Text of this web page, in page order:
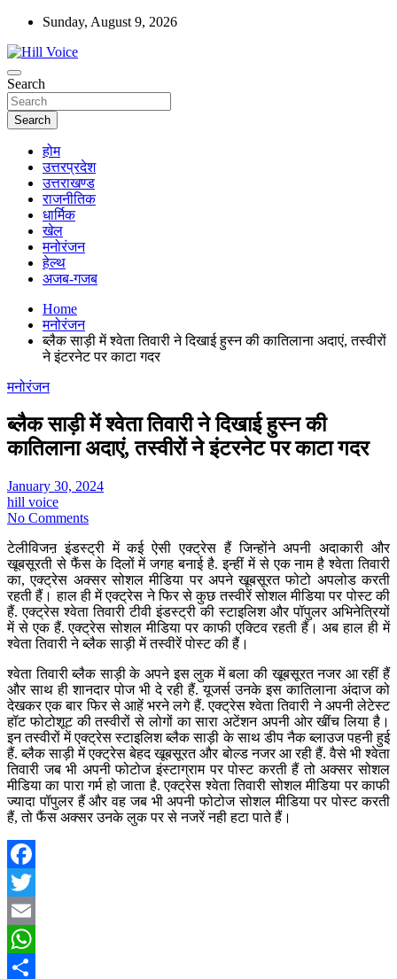
Skip
content
Sunday, August 9, 2026
Hill Voice
न्यूज़ पोर्टल
Search
Search
होम
उत्तरप्रदेश
उत्तराखण्ड
राजनीतिक
धार्मिक
खेल
मनोरंजन
हेल्थ
अजब-गजब
Home
मनोरंजन
ब्लैक साड़ी में श्वेता तिवारी ने दिखाई हुस्न की कातिलाना अदाएं, तस्वीरों
ने इंटरनेट पर काटा गदर
मनोरंजन
ब्लैक साड़ी में श्वेता तिवारी ने दिखाई हुस्न की
कातिलाना अदाएं, तस्वीरों ने इंटरनेट पर काटा गदर
January 30, 2024
hill voice
No Comments
टेलीविजऩ इंडस्ट्री में कई ऐसी एक्ट्रेस हैं जिन्होंने अपनी अदाकारी और
खूबसूरती से फैंस के दिलों में जगह बनाई है. इन्हीं में से एक नाम है श्वेता तिवारी
का, एक्ट्रेस अक्सर सोशल मीडिया पर अपने खूबसूरत फोटो अपलोड करती
रहती हैं। हाल ही में एक्ट्रेस ने फिर से कुछ तस्वीरें सोशल मीडिया पर पोस्ट की
हैं. एक्ट्रेस श्वेता तिवारी टीवी इंडस्ट्री की स्टाइलिश और पॉपुलर अभिनेत्रियों
में से एक हैं. एक्ट्रेस सोशल मीडिया पर काफी एक्टिव रहती हैं। अब हाल ही में
श्वेता तिवारी ने ब्लैक साड़ी में तस्वीरें पोस्ट की हैं।
श्वेता तिवारी ब्लैक साड़ी के अपने इस लुक में बला की खूबसूरत नजर आ रहीं हैं
और साथ ही शानदार पोज भी दे रही हैं. यूजर्स उनके इस कातिलाना अंदाज को
देखकर एक बार फिर से आहें भरने लगे हैं. एक्ट्रेस श्वेता तिवारी ने अपनी लेटेस्ट
हॉट फोटोशूट की तस्वीरों से लोगों का सारा अटेंशन अपनी ओर खींच लिया है।
इन तस्वीरों में एक्ट्रेस स्टाइलिश ब्लैक साड़ी के साथ डीप नैक ब्लाउज पहनी हुई
हैं. ब्लैक साड़ी में एक्ट्रेस बेहद खूबसूरत और बोल्ड नजर आ रही हैं. वैसे भी श्वेता
तिवारी जब भी अपनी फोटोज इंस्टाग्राम पर पोस्ट करती हैं तो अक्सर सोशल
मीडिया का पारा गर्म हो जाता है. एक्ट्रेस श्वेता तिवारी सोशल मीडिया पर काफी
ज्यादा पॉपुलर हैं और वह जब भी अपनी फोटोज सोशल मीडिया पर पोस्ट करती
हैं, तो फैंस अक्सर उनके लुक पर से नजरें नही हटा पाते हैं।
Facebook
Twitter
Email
WhatsApp